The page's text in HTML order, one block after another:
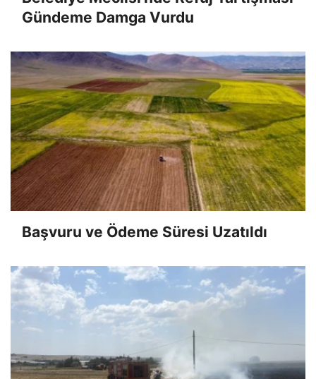
Gündeme Damga Vurdu
Başvuru ve Ödeme Süresi Uzatıldı